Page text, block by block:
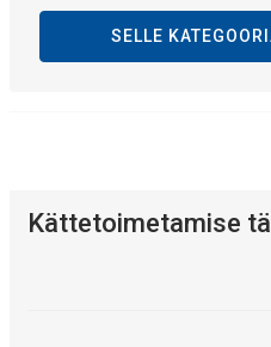
SELLE
Kättetoimetamise